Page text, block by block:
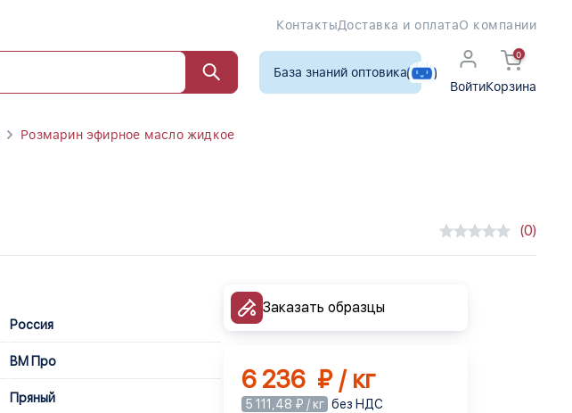
КонтактыДоставка и оплатаО компании
База знаний оптовика
Войти
0
Корзина
Розмарин эфирное масло жидкое
(0)
Россия
ВМ Про
Пряный
Заказать образцы
6 236 ₽ / кг
5 111,48 ₽ / кг без НДС